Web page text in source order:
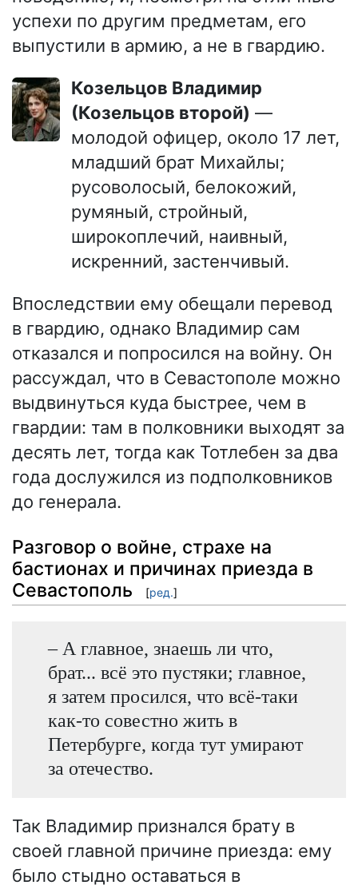
успехи по другим предметам, его
выпустили в армию, а не в гвардию.
Козельцов Владимир
(Козельцов второй) —
молодой офицер, около 17 лет,
младший брат Михайлы;
русоволосый, белокожий,
румяный, стройный,
широкоплечий, наивный,
искренний, застенчивый.
Впоследствии ему обещали перевод
в гвардию, однако Владимир сам
отказался и попросился на войну. Он
рассуждал, что в Севастополе можно
выдвинуться куда быстрее, чем в
гвардии: там в полковники выходят за
десять лет, тогда как Тотлебен за два
года дослужился из подполковников
до генерала.
Разговор о войне, страхе на
бастионах и причинах приезда в
Севастополь
[ред.]
– А главное, знаешь ли что,
брат... всё это пустяки; главное,
я затем просился, что всё-таки
как-то совестно жить в
Петербурге, когда тут умирают
за отечество.
Так Владимир признался брату в
своей главной причине приезда: ему
было стыдно оставаться в